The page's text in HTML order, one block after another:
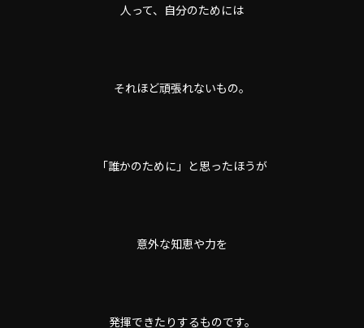
人って、自分のためには
それほど頑張れないもの。
「誰かのために」と思ったほうが
意外な知恵や力を
発揮できたりするものです。